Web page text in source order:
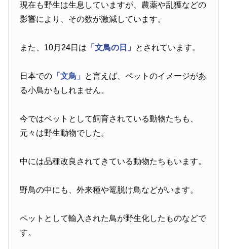
現在も野生は生息していますが、農薬や乱獲などの
影響により、その数が激減しています。
また、10月24日は 「文鳥の日」 とされています。
日本での 「文鳥」 と言えば、ペットのイメージがあ
る小鳥かもしれません。
今ではペットとして飼育されている動物たちも、
元々は野生動物でした。
中には品種改良されてきている動物たちもいます。
野鳥の中にも、外来種や篭脱け鳥などがいます。
ペットとして輸入された鳥が野生化したものなどで
す。